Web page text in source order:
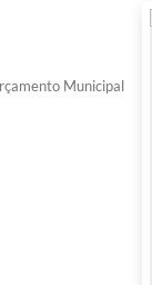
Municipal